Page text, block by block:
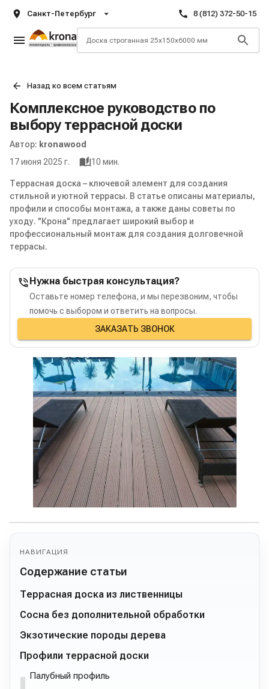
Санкт-Петербург 8 (812) 372-50-15
Назад ко всем статьям
Комплексное руководство по
выбору террасной доски
Автор: kronawood
17 июня 2025 г.
10 мин.
Террасная доска – ключевой элемент для создания
стильной и уютной террасы. В статье описаны материалы,
профили и способы монтажа, а также даны советы по
уходу. "Крона" предлагает широкий выбор и
профессиональный монтаж для создания долговечной
террасы.
Нужна быстрая консультация?
Оставьте номер телефона, и мы перезвоним, чтобы
помочь с выбором и ответить на вопросы.
ЗАКАЗАТЬ ЗВОНОК
НАВИГАЦИЯ
Содержание статьи
Террасная доска из лиственницы
Сосна без дополнительной обработки
Экзотические породы дерева
Профили террасной доски
Палубный профиль